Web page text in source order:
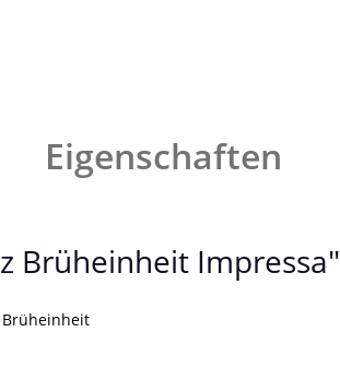
Eigenschaften
Brüheinheit Impressa"
Brüheinheit